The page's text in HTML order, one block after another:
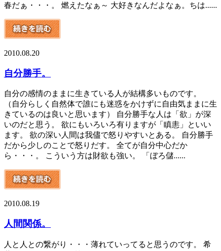
春だぁ・・・。 燃えたなぁ～ 大好きなんだよなぁ。ちは......
2010.08.20
自分勝手。
自分の感情のままに生きている人が結構多いものです。
（自分らしく自然体で誰にも迷惑をかけずに自由気ままに生
きているのは良いと思います） 自分勝手な人は「欲」が深
いのだと思う。 欲にもいろいろ有りますが「瞋恚」といい
ます。 欲の深い人間は我儘で怒りやすいとある。 自分勝手
だから少しのことで怒りだす。 全てが自分中心だか
ら・・・。 こういう方は財欲も強い。 「ぼろ儲......
2010.08.19
人間関係。
人と人との繋がり・・・薄れていってると思うのです。 希